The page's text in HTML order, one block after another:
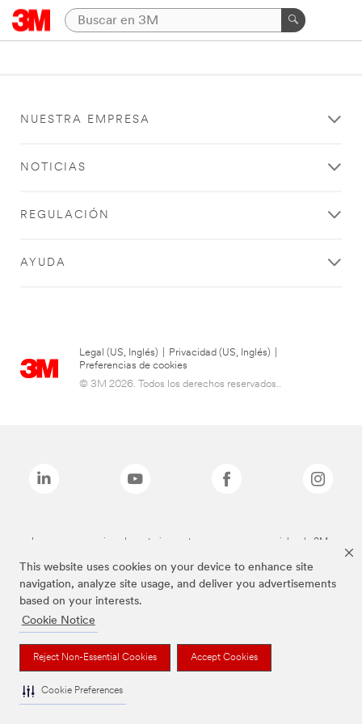
This website uses cookies on your device to enhance site
navigation, analyze site usage, and deliver you advertisements
based on your interests.
Cookie Notice
Reject Non-Essential Cookies Accept Cookies
Cookie Preferences
NUESTRA EMPRESA
NOTICIAS
REGULACIÓN
AYUDA
Legal (US, Inglés) Privacidad (US, Inglés)
Preferencias de cookies
© 3M 2026. Todos los derechos reservados..
Las marcas mencionadas anteriormente son marcas comerciales de 3M.